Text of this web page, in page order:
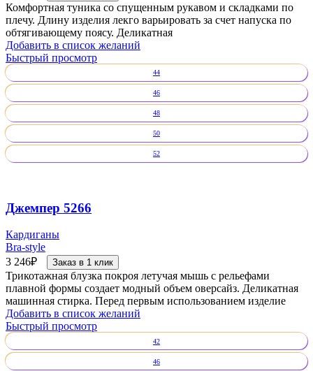
Комфортная туника со спущенным рукавом и складками по
плечу. Длину изделия лекго варьировать за счет напуска по
обтягивающему поясу. Деликатная
Добавить в список желаний
Быстрый просмотр
44
46
48
50
52
Джемпер 5266
Кардиганы
Bra-style
3 246₽ Заказ в 1 клик
Трикотажная блузка покроя летучая мышь с рельефами
плавной формы создает модный объем оверсайз. Деликатная
машинная стирка. Перед первым использованием изделие
Добавить в список желаний
Быстрый просмотр
42
46